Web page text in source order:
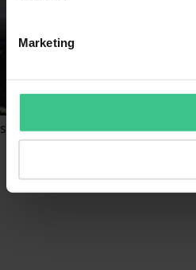
Marketing